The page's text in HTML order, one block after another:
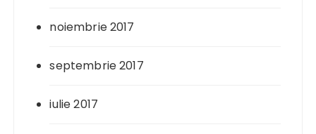
noiembrie 2017
septembrie 2017
iulie 2017